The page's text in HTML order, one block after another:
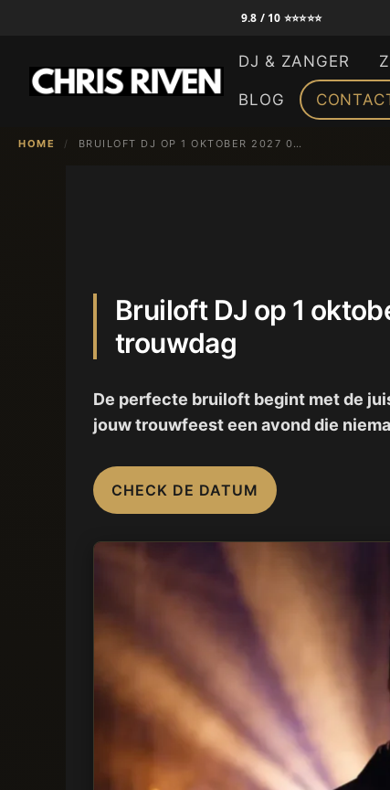
inhoud
9.8 / 10 ⭐⭐⭐⭐⭐
DJ & ZANGER
BLOG
HOME / BRUILOFT DJ OP 1 OKTOBER 2027 01-10-2027 | CHRIS RIVEN – ZINGENDE DJ VOOR JOUW TROUWDAG
Bruiloft DJ op 1
trouwdag
De perfecte bruiloft begint met de
jouw trouwfeest een avond die
CHECK DE DATUM